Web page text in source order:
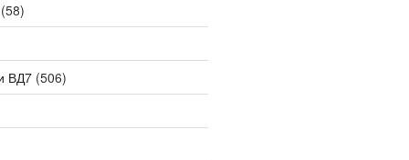
ВД7(506)